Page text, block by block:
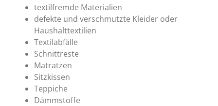
textilfremde Materialien
defekte und verschmutzte Kleider oder
Haushalttextilien
Textilabfälle
Schnittreste
Matratzen
Sitzkissen
Teppiche
Dämmstoffe